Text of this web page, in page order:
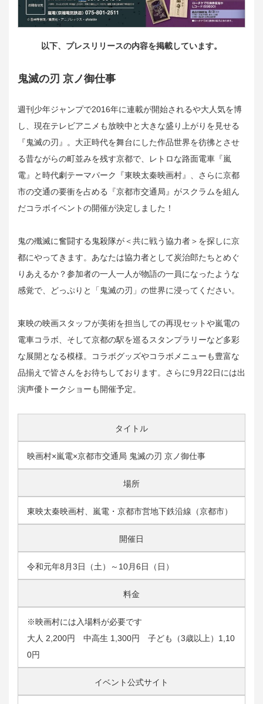
以下、プレスリリースの内容を掲載しています。
鬼滅の刃 京ノ御仕事
週刊少年ジャンプで2016年に連載が開始されるや大人気を博
し、現在テレビアニメも放映中と大きな盛り上がりを見せる
『鬼滅の刃』。大正時代を舞台にした作品世界を彷彿とさせ
る昔ながらの町並みを残す京都で、レトロな路面電車『嵐
電』と時代劇テーマパーク『東映太秦映画村』、さらに京都
市の交通の要衝を占める『京都市交通局』がスクラムを組ん
だコラボイベントの開催が決定しました！
鬼の殲滅に奮闘する鬼殺隊が＜共に戦う協力者＞を探しに京
都にやってきます。あなたは協力者として炭治郎たちとめぐ
りあえるか？参加者の一人一人が物語の一員になったような
感覚で、どっぷりと「鬼滅の刃」の世界に浸ってください。
東映の映画スタッフが美術を担当しての再現セットや嵐電の
電車コラボ、そして京都の駅を巡るスタンプラリーなど多彩
な展開となる模様。コラボグッズやコラボメニューも豊富な
品揃えで皆さんをお待ちしております。さらに9月22日には出
演声優トークショーも開催予定。
タイトル
映画村×嵐電×京都市交通局 鬼滅の刃 京ノ御仕事
場所
東映太秦映画村、嵐電・京都市営地下鉄沿線（京都市）
開催日
令和元年8月3日（土）～10月6日（日）
料金
※映画村には入場料が必要です
大人 2,200円 中高生 1,300円 子ども（3歳以上）1,10
0円
イベント公式サイト